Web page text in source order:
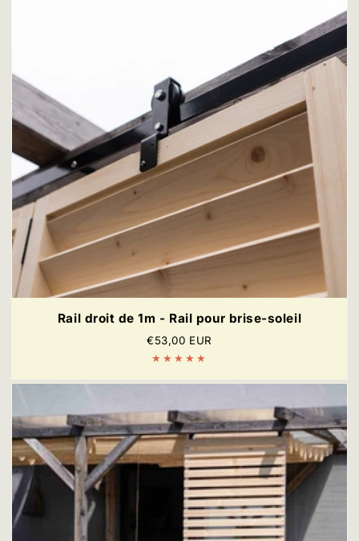
Rail droit de 1m - Rail pour brise-soleil
Prix
régulier
€53,00 EUR